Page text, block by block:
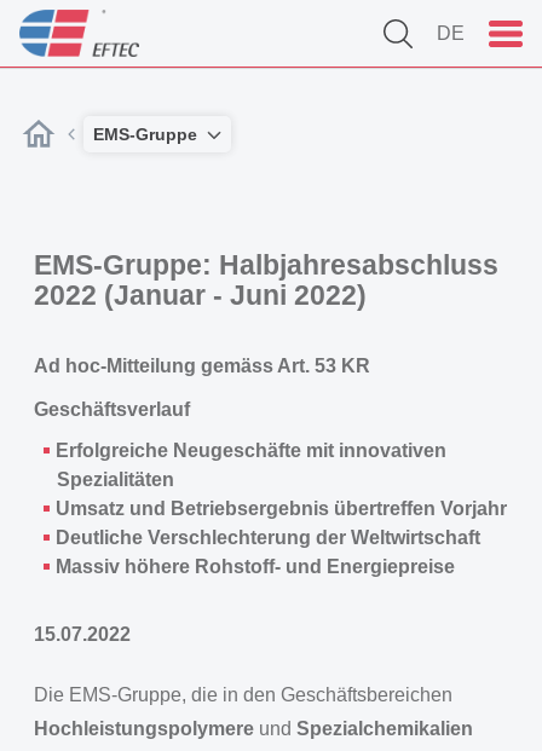
DE
EMS-Gruppe
EMS-Gruppe: Halbjahresabschluss
2022 (Januar - Juni 2022)
Ad hoc-Mitteilung gemäss Art. 53 KR
Geschäftsverlauf
Erfolgreiche Neugeschäfte mit innovativen
Spezialitäten
Umsatz und Betriebsergebnis übertreffen Vorjahr
Deutliche Verschlechterung der Weltwirtschaft
Massiv höhere Rohstoff- und Energiepreise
15.07.2022
Die EMS-Gruppe, die in den Geschäftsbereichen
Hochleistungspolymere und Spezialchemikalien